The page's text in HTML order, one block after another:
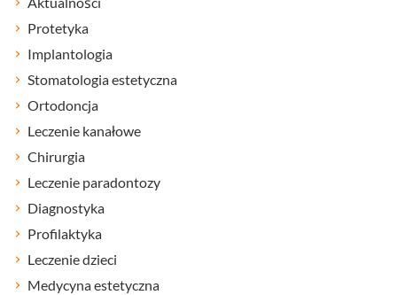
Protetyka
Implantologia
Stomatologia estetyczna
Ortodoncja
Leczenie kanałowe
Chirurgia
Leczenie paradontozy
Diagnostyka
Profilaktyka
Leczenie dzieci
Medycyna estetyczna